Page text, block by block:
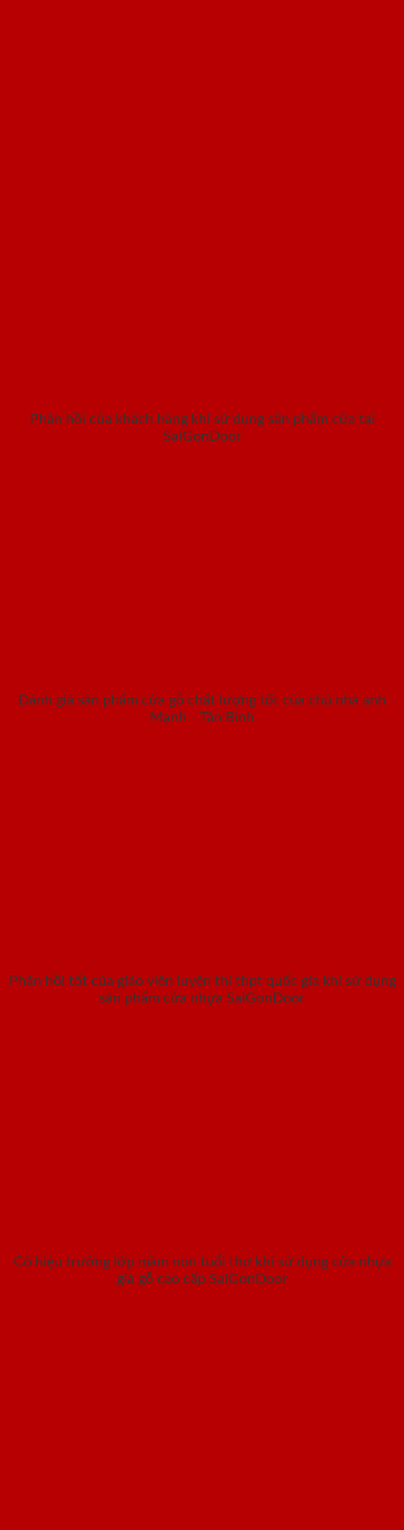
Phản hồi của khách hàng khi sử dụng sản phẩm cửa tại
SaiGonDoor
Đánh giá sản phẩm cửa gỗ chất lượng tốt của chủ nhà anh
Mạnh - Tân Bình
Phản hồi tốt của giáo viên luyện thi thpt quốc gia khi sử dụng
sản phẩm cửa nhựa SaiGonDoor
Cô hiệu trưởng lớp mầm non tuổi thơ khi sử dụng cửa nhựa
giả gỗ cao cấp SaiGonDoor